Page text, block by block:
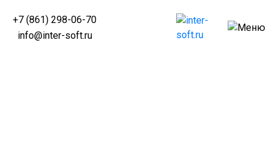
+7 (861) 298-06-70
info@inter-soft.ru